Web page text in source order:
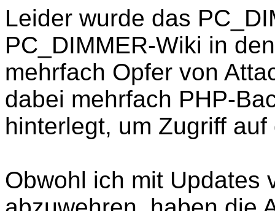
Leider wurde das
PC_DIMMER-Wiki in
mehrfach Opfer von
dabei mehrfach PHP-
hinterlegt, um Zugriff
Obwohl ich mit Updates